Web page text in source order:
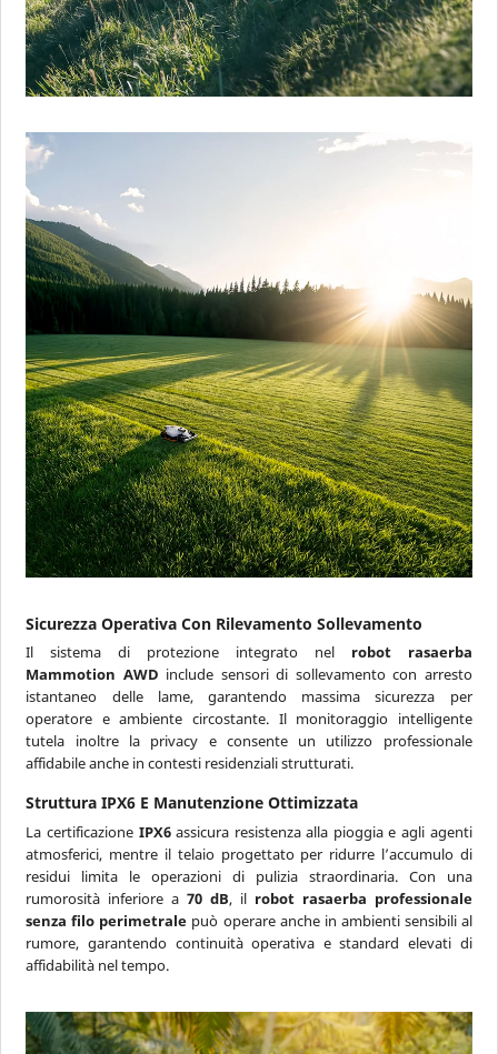
Sicurezza Operativa Con Rilevamento Sollevamento
Il sistema di protezione integrato nel robot rasaerba
Mammotion AWD include sensori di sollevamento con arresto
istantaneo delle lame, garantendo massima sicurezza per
operatore e ambiente circostante. Il monitoraggio intelligente
tutela inoltre la privacy e consente un utilizzo professionale
affidabile anche in contesti residenziali strutturati.
Struttura IPX6 E Manutenzione Ottimizzata
La certificazione IPX6assicura resistenza alla pioggia e agli agenti
atmosferici, mentre il telaio progettato per ridurre l’accumulo di
residui limita le operazioni di pulizia straordinaria. Con una
rumorosità inferiore a70 dB, il robot rasaerba professionale
senza filo perimetrale può operare anche in ambienti sensibili al
rumore, garantendo continuità operativa e standard elevati di
affidabilità nel tempo.